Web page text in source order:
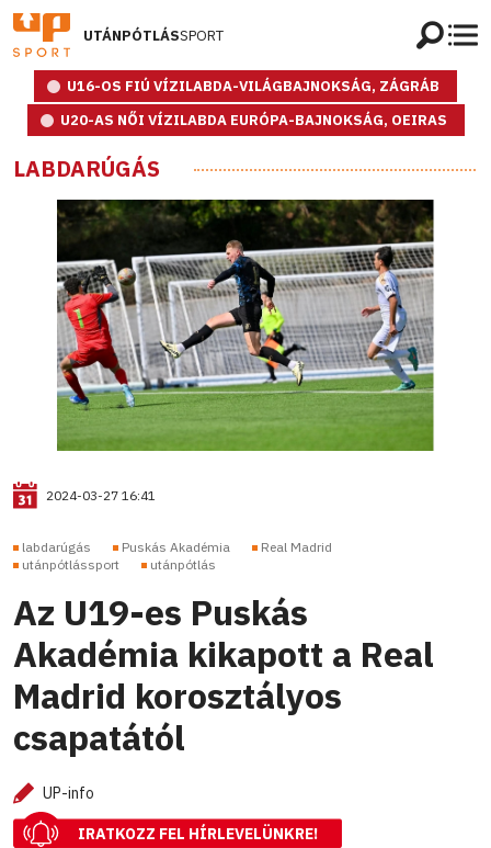
UTÁNPÓTLÁSSPORT
U16-OS FIÚ VÍZILABDA-VILÁGBAJNOKSÁG, ZÁGRÁB
U20-AS NŐI VÍZILABDA EURÓPA-BAJNOKSÁG, OEIRAS
LABDARÚGÁS
2024-03-27 16:41
labdarúgás Puskás Akadémia
Real Madrid
utánpótlássport
utánpótlás
Az U19-es Puskás
Akadémia kikapott a Real
Madrid korosztályos
csapatától
UP-info
IRATKOZZ FEL HÍRLEVELÜNKRE!